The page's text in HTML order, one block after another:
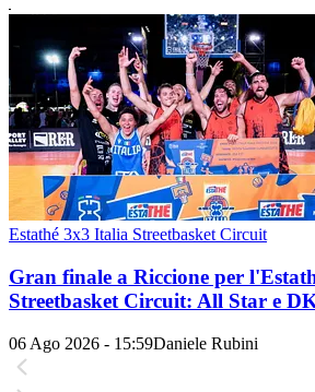
Estathé 3x3 Italia Streetbasket Circuit
Gran finale a Riccione per
Streetbasket Circuit: All Star e
06 Ago 2026 - 15:59Daniele Rubini